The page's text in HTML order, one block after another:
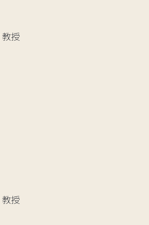
教授
教授